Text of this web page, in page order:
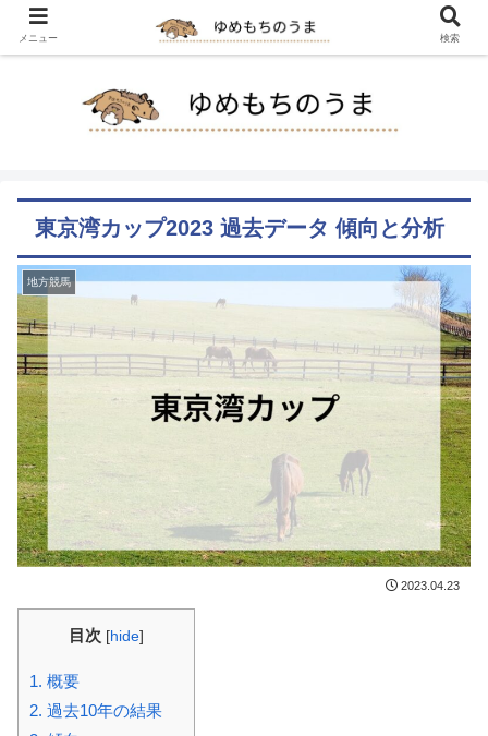
東京湾カップ2023 過去データ 傾向と分析
地方競馬
2023.04.23
目次 [hide]
1. 概要
2. 過去10年の結果
メニュー 検索